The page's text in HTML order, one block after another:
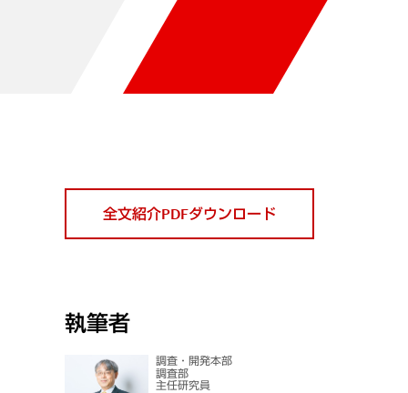
全文紹介PDFダウンロード
執筆者
調査・開発本部
調査部
主任研究員